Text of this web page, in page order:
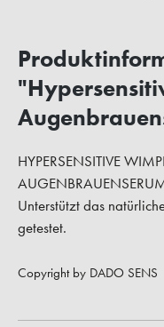
HYPERSENSITIVE
Unterstützt das
getestet.
Copyright by DADO SENS